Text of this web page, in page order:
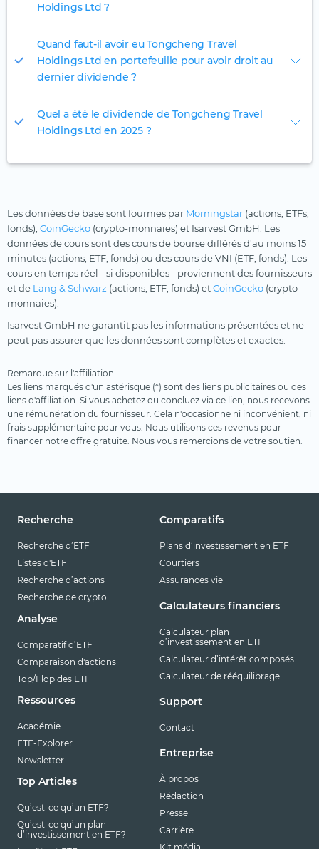
Holdings Ltd ?
Quand faut-il avoir eu Tongcheng Travel
Holdings Ltd en portefeuille pour avoir droit au
dernier dividende ?
Quel a été le dividende de Tongcheng Travel
Holdings Ltd en 2025 ?
Les données de base sont fournies par Morningstar (actions, ETFs,
fonds), CoinGecko (crypto-monnaies) et Isarvest GmbH. Les
données de cours sont des cours de bourse différés d'au moins 15
minutes (actions, ETF, fonds) ou des cours de VNI (ETF, fonds). Les
cours en temps réel - si disponibles - proviennent des fournisseurs
et de Lang & Schwarz (actions, ETF, fonds) etCoinGecko (crypto-
monnaies).
Isarvest GmbH ne garantit pas les informations présentées et ne
peut pas assurer que les données sont complètes et exactes.
Remarque sur l'affiliation
Les liens marqués d'un astérisque (*) sont des liens publicitaires ou des
liens d'affiliation. Si vous achetez ou concluez via ce lien, nous recevons
une rémunération du fournisseur. Cela n'occasionne ni inconvénient, ni
frais supplémentaire pour vous. Nous utilisons ces revenus pour
financer notre offre gratuite. Nous vous remercions de votre soutien.
Recherche
Recherche d’ETF
Listes d'ETF
Recherche d’actions
Recherche de crypto
Analyse
Comparatif d’ETF
Comparaison d'actions
Top/Flop des ETF
Ressources
Académie
ETF-Explorer
Newsletter
Top Articles
Qu’est-ce qu’un ETF?
Qu’est-ce qu’un plan
d’investissement en ETF?
Comparatifs
Plans d’investissement en ETF
Courtiers
Assurances vie
Calculateurs financiers
Calculateur plan
d’investissement en ETF
Calculateur d’intérêt composés
Calculateur de rééquilibrage
Support
Contact
Entreprise
À propos
Rédaction
Presse
Carrière